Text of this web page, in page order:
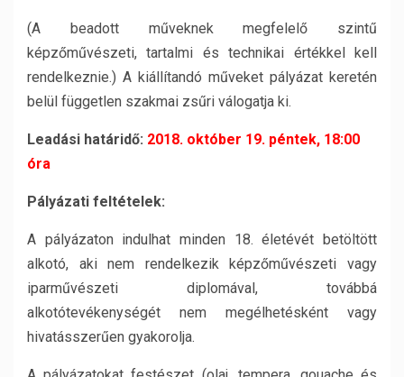
(A beadott műveknek megfelelő szintű
képzőművészeti, tartalmi és technikai értékkel kell
rendelkeznie.) A kiállítandó műveket pályázat keretén
belül független szakmai zsűri válogatja ki.
Leadási határidő: 2018. október 19. péntek, 18:00
óra
Pályázati feltételek:
A pályázaton indulhat minden 18. életévét betöltött
alkotó, aki nem rendelkezik képzőművészeti vagy
iparművészeti diplomával, továbbá
alkotótevékenységét nem megélhetésként vagy
hivatásszerűen gyakorolja.